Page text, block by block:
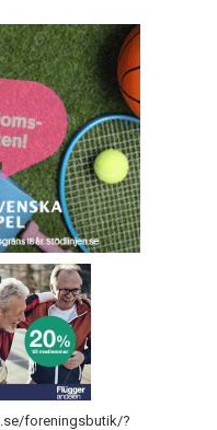
foreningsbutik/?